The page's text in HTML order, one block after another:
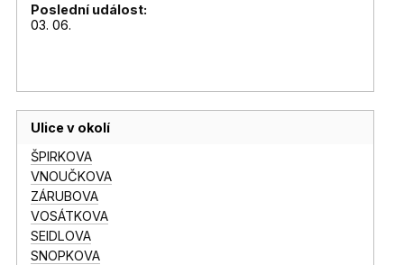
Poslední událost:
03. 06.
Ulice v okolí
ŠPIRKOVA
VNOUČKOVA
ZÁRUBOVA
VOSÁTKOVA
SEIDLOVA
SNOPKOVA